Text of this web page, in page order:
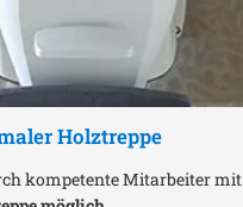
Holztreppe
kompetente Mitarbeiter mit